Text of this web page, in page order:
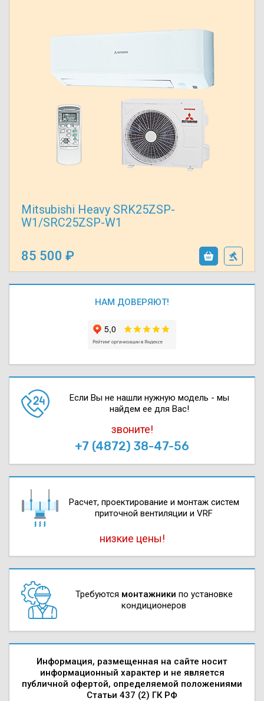
Mitsubishi Heavy SRK25ZSP-
W1/SRC25ZSP-W1
85 500
НАМ ДОВЕРЯЮТ!
Если Вы не нашли нужную модель - мы
найдем ее для Вас!
звоните!
+7 (4872) 38-47-56
Расчет, проектирова­ние и монтаж систем
приточной вентиляции и VRF
низкие цены!
Требуются монтажники по установке
кондиционеров
Информация, размещенная на сайте носит
информационный характер и не является
публичной офертой, определяемой положениями
Статьи 437 (2) ГК РФ